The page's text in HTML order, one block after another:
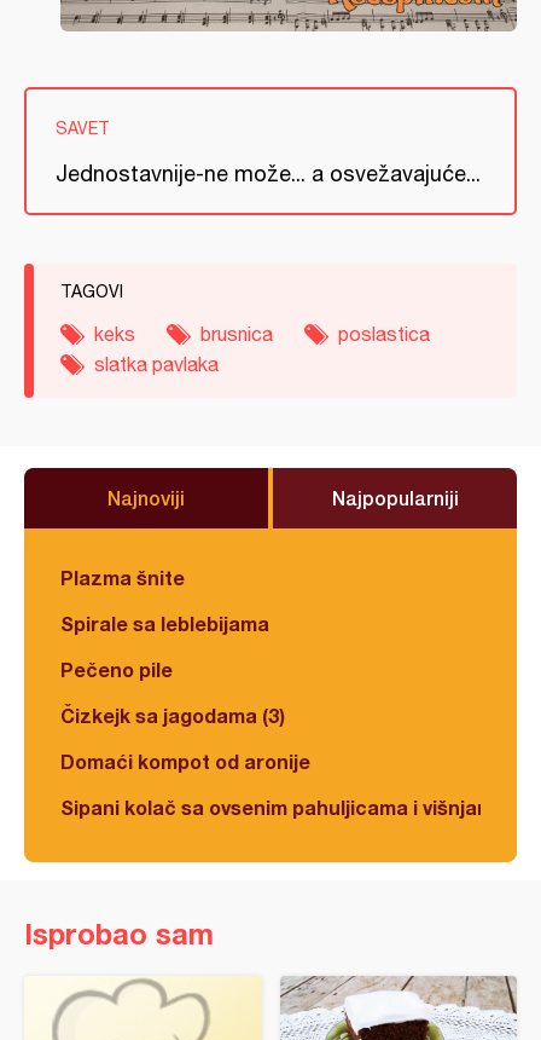
SAVET
Jednostavnije-ne može... a osvežavajuće...
TAGOVI
keks brusnica
poslastica
slatka pavlaka
Najnoviji Najpopularniji
Plazma šnite
Spirale sa leblebijama
Pečeno pile
Čizkejk sa jagodama (3)
Domaći kompot od aronije
Sipani kolač sa ovsenim pahuljicama i višnjama
Isprobao sam